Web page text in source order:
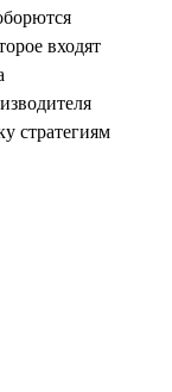
входят
стратегиям